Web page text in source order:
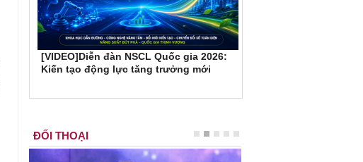
[VIDEO]Diễn đàn NSCL Quốc gia 2026:
Kiến tạo động lực tăng trưởng mới
ĐỐI THOẠI